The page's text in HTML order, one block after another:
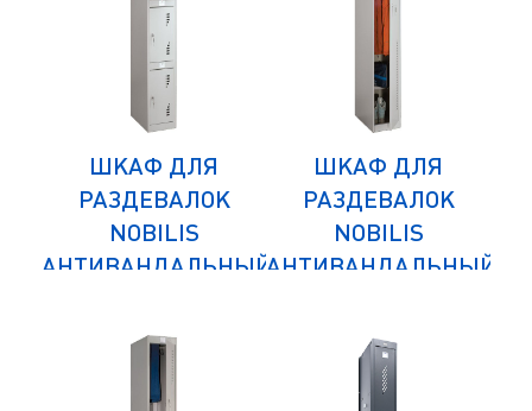
ШКАФ ДЛЯ
РАЗДЕВАЛОК
NOBILIS
АНТИВАНДАЛЬНЫЙ
ШКАФ ДЛЯ
РАЗДЕВАЛОК
NOBILIS
АНТИВАНДАЛЬНЫЙ